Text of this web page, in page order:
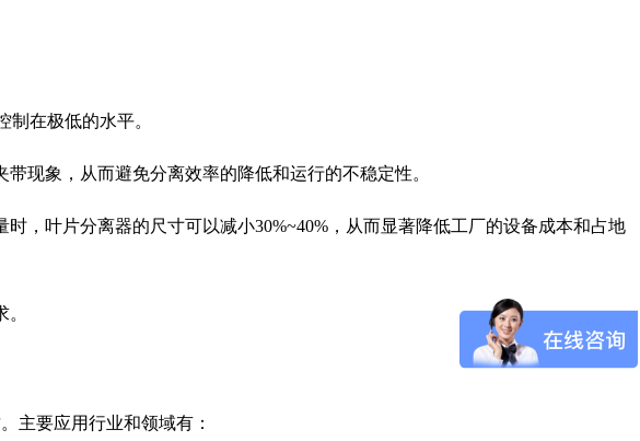
在极低的水平。
现象，从而避免分离效率的降低和运行的不稳定性。
，叶片分离器的尺寸可以减小30%~40%，从而显著降低工厂的设备成本和占地
主要应用行业和领域有：